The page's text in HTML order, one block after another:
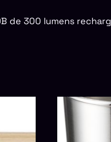
de 300 lumens